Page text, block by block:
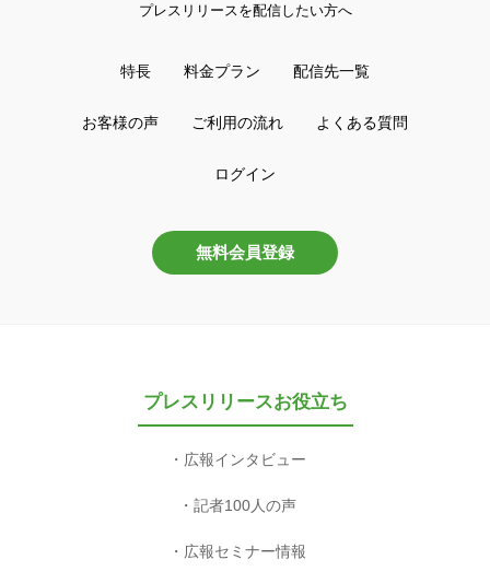
プレスリリースを配信したい方へ
特長 料金プラン 配信先一覧
お客様の声 ご利用の流れ よくある質問
ログイン
無料会員登録
プレスリリースお役立ち
広報インタビュー
記者100人の声
広報セミナー情報